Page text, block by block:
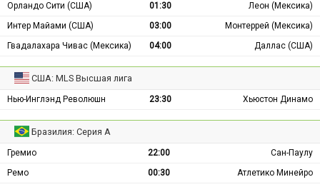
Орландо Сити (США)
01:30
Леон (Мексика)
Интер Майами (США)
03:00
Монтеррей (Мексика)
Гвадалахара Чивас (Мексика)
04:00 Даллас (США)
США: MLS Высшая лига
Нью-Инглэнд Революшн 23:30 Хьюстон Динамо
Бразилия: Серия А
Гремио 22:00
Сан-Паулу
Ремо
00:30
Атлетико Минейро